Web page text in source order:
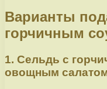
Варианты
горчичным
1. Сельдь с
овощным